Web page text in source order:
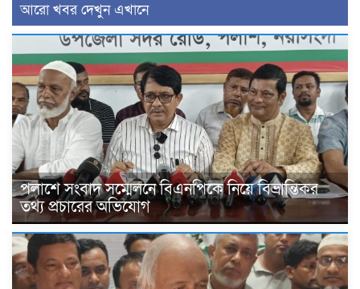
আরো খবর দেখুন এখানে
পলাশে সংবাদ সম্মেলনে বিএনপিকে নিয়ে বিভ্রান্তিকর
তথ্য প্রচারের অভিযোগ